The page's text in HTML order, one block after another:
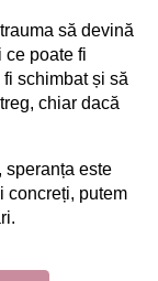
să devină
ce poate fi
schimbat și să
chiar dacă
speranța este
concreți, putem